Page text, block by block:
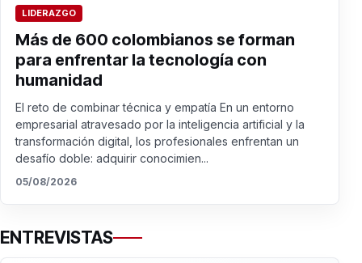
LIDERAZGO
Más de 600 colombianos se forman
para enfrentar la tecnología con
humanidad
El reto de combinar técnica y empatía En un entorno
empresarial atravesado por la inteligencia artificial y la
transformación digital, los profesionales enfrentan un
desafío doble: adquirir conocimien...
05/08/2026
ENTREVISTAS